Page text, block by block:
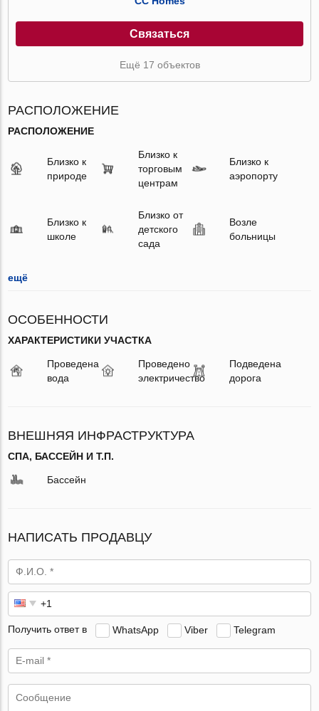
Связаться
Ещё 17 объектов
РАСПОЛОЖЕНИЕ
РАСПОЛОЖЕНИЕ
Близко к
природе
Близко к
торговым
центрам
Близко к
аэропорту
Близко к
школе
Близко от
детского
сада
Возле
больницы
ещё
ОСОБЕННОСТИ
ХАРАКТЕРИСТИКИ УЧАСТКА
Проведена
вода
Проведено
электричество
Подведена
дорога
ВНЕШНЯЯ ИНФРАСТРУКТУРА
СПА, БАССЕЙН И Т.П.
Бассейн
НАПИСАТЬ ПРОДАВЦУ
Получить ответ в WhatsApp Viber Telegram